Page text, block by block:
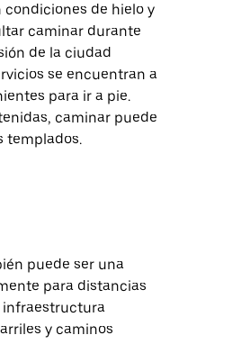
condiciones de hielo y
caminar durante
de la ciudad
se encuentran a
para ir a pie.
caminar puede
templados.
puede ser una
para distancias
infraestructura
y caminos